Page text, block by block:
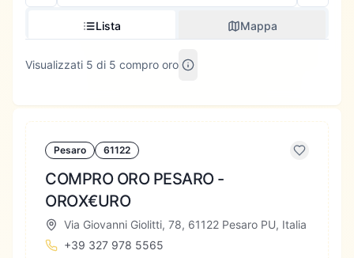
Lista Mappa
Visualizzati 5 di 5 compro oro
Pesaro 61122
COMPRO ORO PESARO -
OROX€URO
Via Giovanni Giolitti, 78, 61122 Pesaro PU, Italia
+39 327 978 5565